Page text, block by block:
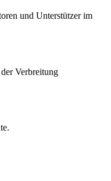
und Unterstützer im
Verbreitung